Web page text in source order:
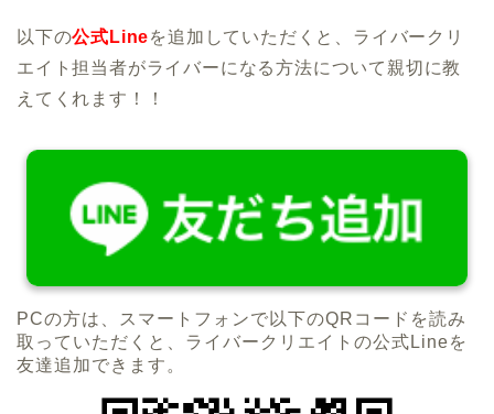
以下の公式Lineを追加していただくと、ライバークリ
エイト担当者がライバーになる方法について親切に教
えてくれます！！
PCの方は、スマートフォンで以下のQRコードを読み
取っていただくと、ライバークリエイトの公式Lineを
友達追加できます。